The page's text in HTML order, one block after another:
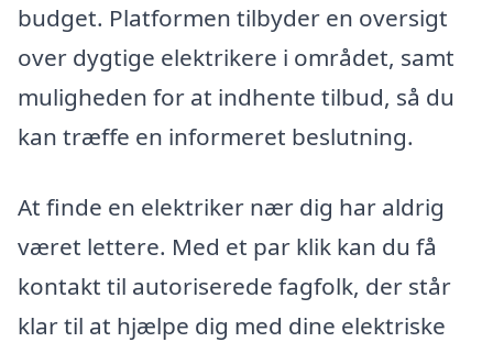
budget. Platformen tilbyder en oversigt
over dygtige elektrikere i området, samt
muligheden for at indhente tilbud, så du
kan træffe en informeret beslutning.
At finde en elektriker nær dig har aldrig
været lettere. Med et par klik kan du få
kontakt til autoriserede fagfolk, der står
klar til at hjælpe dig med dine elektriske